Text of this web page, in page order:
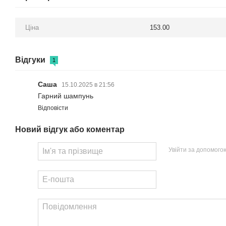
Ціна 153.00
Відгуки 1
Саша 15.10.2025 в 21:56
Гарний шампунь
Відповісти
Новий відгук або коментар
Увійти за